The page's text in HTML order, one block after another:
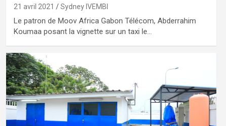
21 avril 2021 Sydney IVEMBI
Le patron de Moov Africa Gabon Télécom, Abderrahim
Koumaa posant la vignette sur un taxi le…